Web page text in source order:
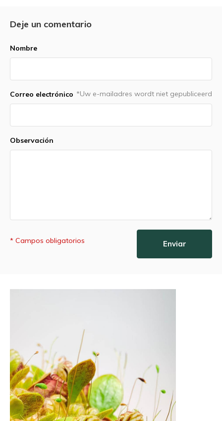
Deje un comentario
Nombre
Correo electrónico *Uw e-mailadres wordt niet gepubliceerd
Observación
* Campos obligatorios Enviar